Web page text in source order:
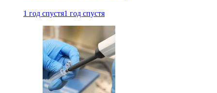
1 год спустя1 год спустя